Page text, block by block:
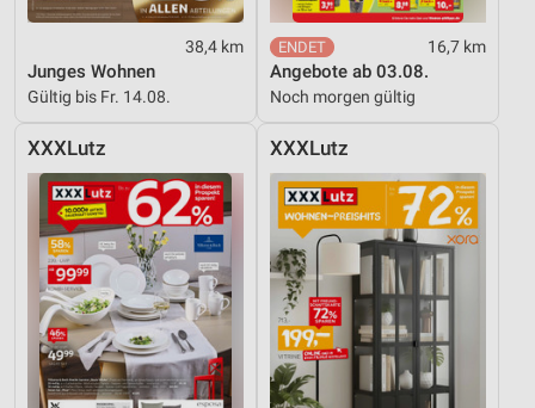
38,4 km
Junges Wohnen
Gültig bis Fr. 14.08.
16,7 km
Angebote ab 03.08.
Noch morgen gültig
XXXLutz XXXLutz